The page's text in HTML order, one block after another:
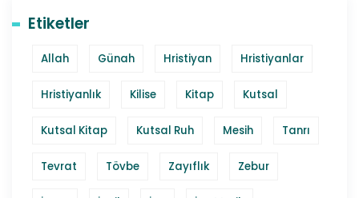
Etiketler
Allah Günah Hristiyan Hristiyanlar
Hristiyanlık Kilise Kitap Kutsal
Kutsal Kitap Kutsal Ruh Mesih Tanrı
Tevrat Tövbe Zayıflık Zebur